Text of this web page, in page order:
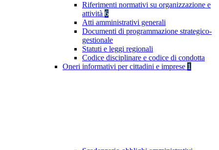
Riferimenti normativi su organizzazione e
attività 6
Atti amministrativi generali
Documenti di programmazione strategico-
gestionale
Statuti e leggi regionali
Codice disciplinare e codice di condotta
Oneri informativi per cittadini e imprese 1